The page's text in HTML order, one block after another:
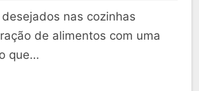
nas cozinhas
de alimentos com uma
que…